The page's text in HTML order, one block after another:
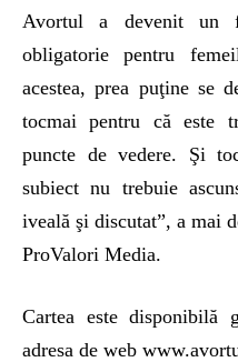
Avortul a devenit un
obligatorie pentru
acestea, prea puţine se
tocmai pentru că este
puncte de vedere. Şi
subiect nu trebuie
iveală şi discutat”, a mai
ProValori Media.
Cartea este
adresa de web